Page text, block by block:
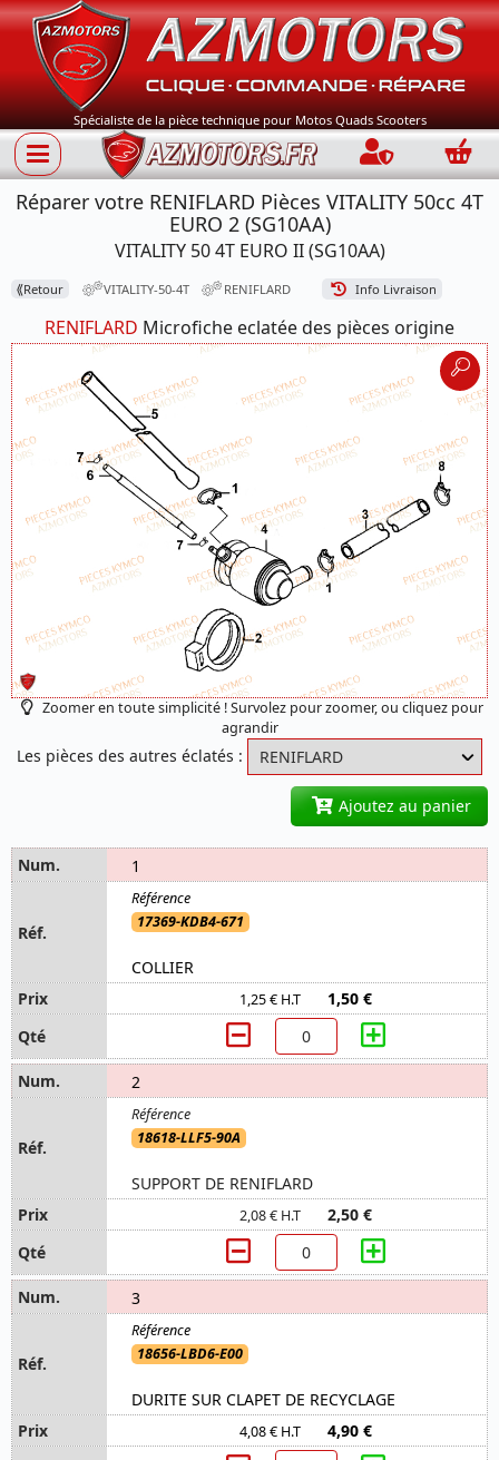
Spécialiste de la pièce technique pour Motos Quads Scooters
Connection
Réparer votre RENIFLARD Pièces VITALITY 50cc 4T
EURO 2 (SG10AA)
VITALITY 50 4T EURO II (SG10AA)
⟪Retour VITALITY-50-4T RENIFLARD Info Livraison
RENIFLARD Microfiche eclatée des pièces origine
Zoomer en toute simplicité ! Survolez pour zoomer, ou cliquez pour
agrandir
Les pièces des autres éclatés :
Ajoutez au panier
1
17369-KDB4-671
COLLIER
1,25 € H.T 1,50 €
2
18618-LLF5-90A
SUPPORT DE RENIFLARD
2,08 € H.T 2,50 €
3
18656-LBD6-E00
DURITE SUR CLAPET DE RECYCLAGE
4,08 € H.T 4,90 €